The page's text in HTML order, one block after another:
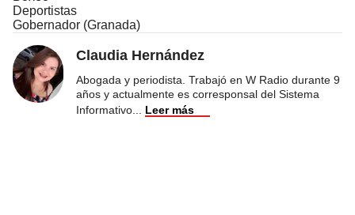
Deportistas
Gobernador (Granada)
Claudia Hernández
Abogada y periodista. Trabajó en W Radio durante 9
años y actualmente es corresponsal del Sistema
Informativo
Leer más